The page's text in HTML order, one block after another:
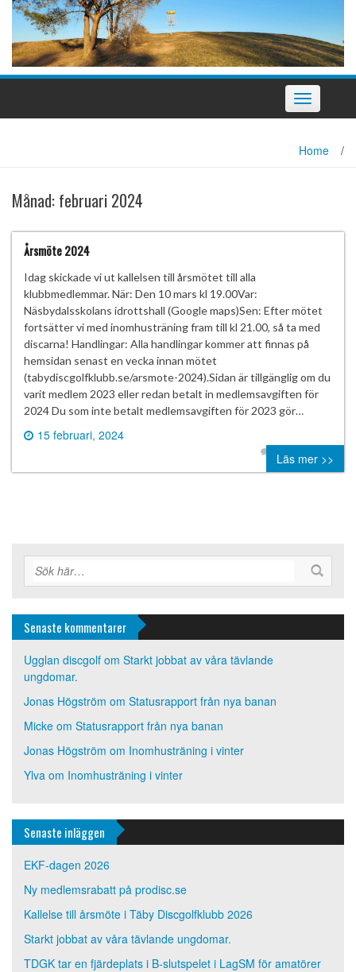
Slå
på/av
navigering
Home /
Månad: februari 2024
Årsmöte 2024
Idag skickade vi ut kallelsen till årsmötet till alla
klubbmedlemmar. När: Den 10 mars kl 19.00Var:
Näsbydalsskolans idrottshall (Google maps)Sen: Efter mötet
fortsätter vi med inomhusträning fram till kl 21.00, så ta med
discarna! Handlingar: Alla handlingar kommer att finnas på
hemsidan senast en vecka innan mötet
(tabydiscgolfklubb.se/arsmote-2024).Sidan är tillgänglig om du
varit medlem 2023 eller redan betalt in medlemsavgiften för
2024 Du som inte betalt medlemsavgiften för 2023 gör…
15 februari, 2024
0 comment
Läs mer >>
Senaste kommentarer
Ugglan discgolf om Starkt jobbat av våra tävlande
ungdomar.
Jonas Högström om Statusrapport från nya banan
Micke om Statusrapport från nya banan
Jonas Högström om Inomhusträning i vinter
Ylva om Inomhusträning i vinter
Senaste inläggen
EKF-dagen 2026
Ny medlemsrabatt på prodisc.se
Kallelse till årsmöte i Täby Discgolfklubb 2026
Starkt jobbat av våra tävlande ungdomar.
TDGK tar en fjärdeplats i B-slutspelet i LagSM för amatörer